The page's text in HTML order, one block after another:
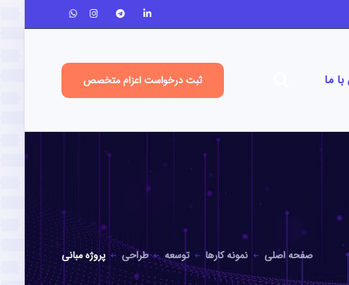
ما ثبت درخواست اعزام متخصص
صفحه اصلی نمونه کارها توسعه طراحی پروژه مبانی